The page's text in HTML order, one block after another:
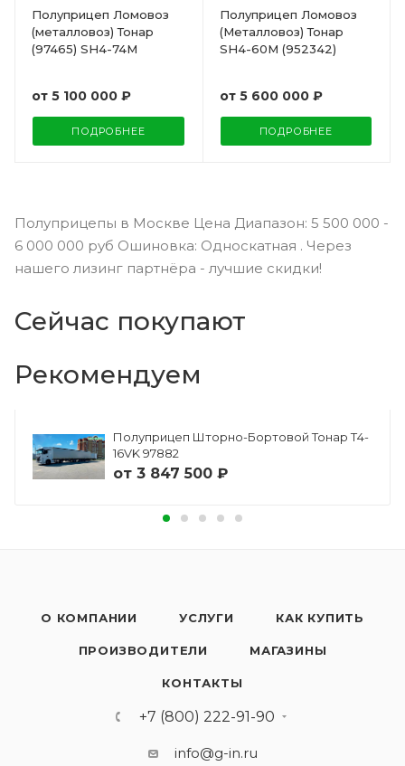
Полуприцеп Ломовоз
(металловоз) Тонар
(97465) SH4-74M
от 5 100 000 ₽
ПОДРОБНЕЕ
Полуприцеп Ломовоз
(Металловоз) Тонар
SH4-60M (952342)
от 5 600 000 ₽
ПОДРОБНЕЕ
Полуприцепы в Москве Цена Диапазон: 5 500 000 -
6 000 000 руб Ошиновка: Односкатная . Через
нашего лизинг партнёра - лучшие скидки!
Сейчас покупают
Рекомендуем
Полуприцеп Шторно-Бортовой Тонар Т4-
16VK 97882
от 3 847 500 ₽
О КОМПАНИИ УСЛУГИ КАК КУПИТЬ
ПРОИЗВОДИТЕЛИ МАГАЗИНЫ
КОНТАКТЫ
+7 (800) 222-91-90
info@g-in.ru